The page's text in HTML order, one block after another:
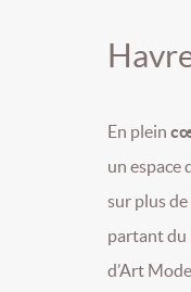
En plein
un espace
sur plus de
partant du
d’Art